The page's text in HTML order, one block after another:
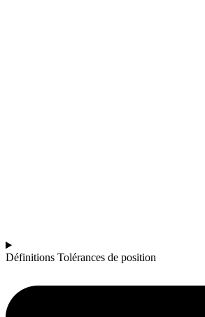
Définitions Tolérances de position